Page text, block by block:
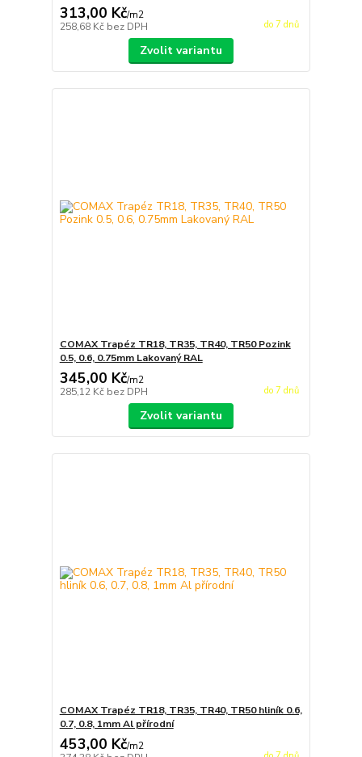
313,00 Kč/m2
258,68 Kč bez DPH do 7 dnů
Zvolit variantu
COMAX Trapéz TR18, TR35, TR40, TR50 Pozink
0.5, 0.6, 0.75mm Lakovaný RAL
345,00 Kč/m2
285,12 Kč bez DPH do 7 dnů
Zvolit variantu
COMAX Trapéz TR18, TR35, TR40, TR50 hliník 0.6,
0.7, 0.8, 1mm Al přírodní
453,00 Kč/m2